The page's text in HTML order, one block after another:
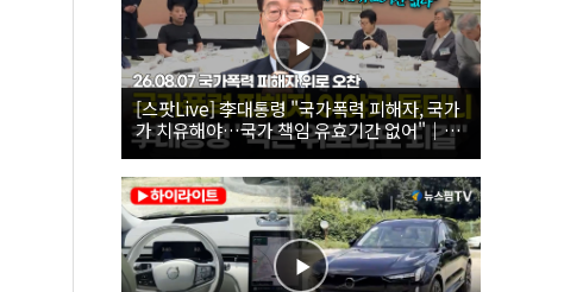
[스팟Live] 李대통령 "국가폭력 피해자, 국가
가 치유해야…국가 책임 유효기간 없어"｜
26.08.07 국가폭력 피해자 위로 오찬